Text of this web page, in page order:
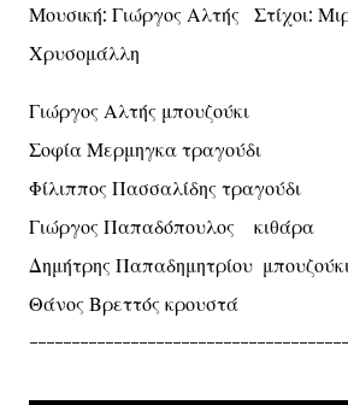
Μουσική: Γιώργος Αλτής Στίχοι:
Χρυσομάλλη
Γιώργος Αλτής μπουζούκι
Σοφία Μερμηγκα τραγούδι
Φίλιππος Πασσαλίδης τραγούδι
Γιώργος Παπαδόπουλος κιθάρα
Δημήτρης Παπαδημητρίου
Θάνος Βρεττός κρουστά